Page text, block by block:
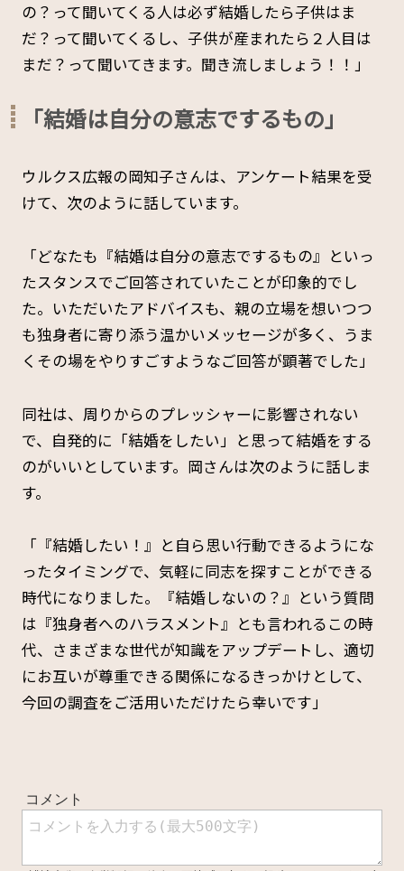
の？って聞いてくる人は必ず結婚したら子供はま
だ？って聞いてくるし、子供が産まれたら２人目は
まだ？って聞いてきます。聞き流しましょう！！」
「結婚は自分の意志でするもの」
ウルクス広報の岡知子さんは、アンケート結果を受
けて、次のように話しています。
「どなたも『結婚は自分の意志でするもの』といっ
たスタンスでご回答されていたことが印象的でし
た。いただいたアドバイスも、親の立場を想いつつ
も独身者に寄り添う温かいメッセージが多く、うま
くその場をやりすごすようなご回答が顕著でした」
同社は、周りからのプレッシャーに影響されない
で、自発的に「結婚をしたい」と思って結婚をする
のがいいとしています。岡さんは次のように話しま
す。
「『結婚したい！』と自ら思い行動できるようにな
ったタイミングで、気軽に同志を探すことができる
時代になりました。『結婚しないの？』という質問
は『独身者へのハラスメント』とも言われるこの時
代、さまざまな世代が知識をアップデートし、適切
にお互いが尊重できる関係になるきっかけとして、
今回の調査をご活用いただけたら幸いです」